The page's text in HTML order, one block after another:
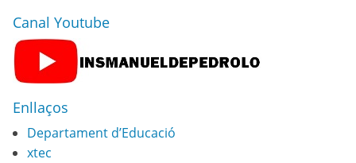
Canal Youtube
Enllaços
Departament d’Educació
xtec